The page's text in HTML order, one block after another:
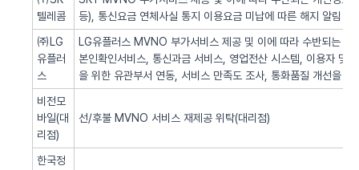
텔레콤
등), 통신요금 연체사실 통지 이용요금 미납에 따른 해지 알림 업
㈜LG
유플러
스
LG유플러스 MVNO 부가서비스 제공 및 이에 따라 수반되는
본인확인서비스, 통신과금 서비스, 영업전산 시스템, 이용자 및
을 위한 유관부서 연동, 서비스 만족도 조사, 통화품질 개선을 위
비전모
바일(대
리점)
선/후불 MVNO 서비스 재제공 위탁(대리점)
한국정